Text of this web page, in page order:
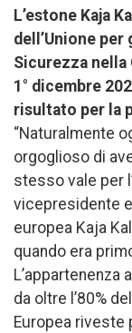
L’estone Kaja
dell’Unione
Sicurezza nella
1° dicembre
risultato per la
“Naturalmente
orgoglioso di
stesso vale per
vicepresidente
europea Kaja
quando era
L’appartenenza
da oltre l’80%
Europea riveste